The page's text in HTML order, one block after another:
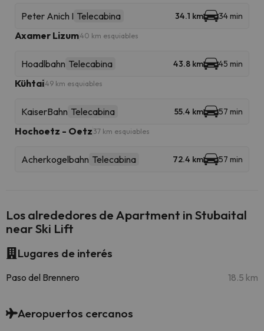
Peter Anich I Telecabina 34.1 km 34 min
Axamer Lizum40 km esquiables
Hoadlbahn Telecabina 43.8 km 45 min
Kühtai49 km esquiables
KaiserBahn Telecabina 55.4 km 57 min
Hochoetz - Oetz 37 km esquiables
Acherkogelbahn Telecabina 72.4 km 57 min
Los alrededores de Apartment in Stubaital
near Ski Lift
Lugares de interés
Paso del Brennero 18.5 km
Aeropuertos cercanos